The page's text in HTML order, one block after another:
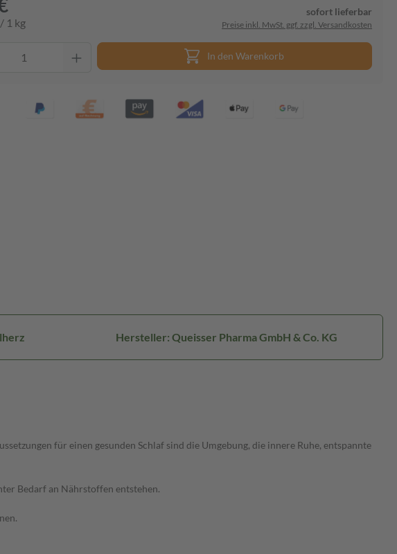
1 kg
sofort lieferbar
Preise inkl. MwSt. ggf. zzgl. Versandkosten
In den Warenkorb
Hersteller: Queisser Pharma GmbH & Co. KG
für einen gesunden Schlaf sind die Umgebung, die innere Ruhe, entspannte
Bedarf an Nährstoffen entstehen.